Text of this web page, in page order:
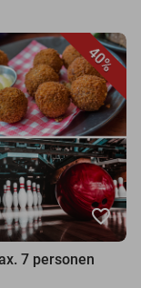
40%
favorite_border
7 personen